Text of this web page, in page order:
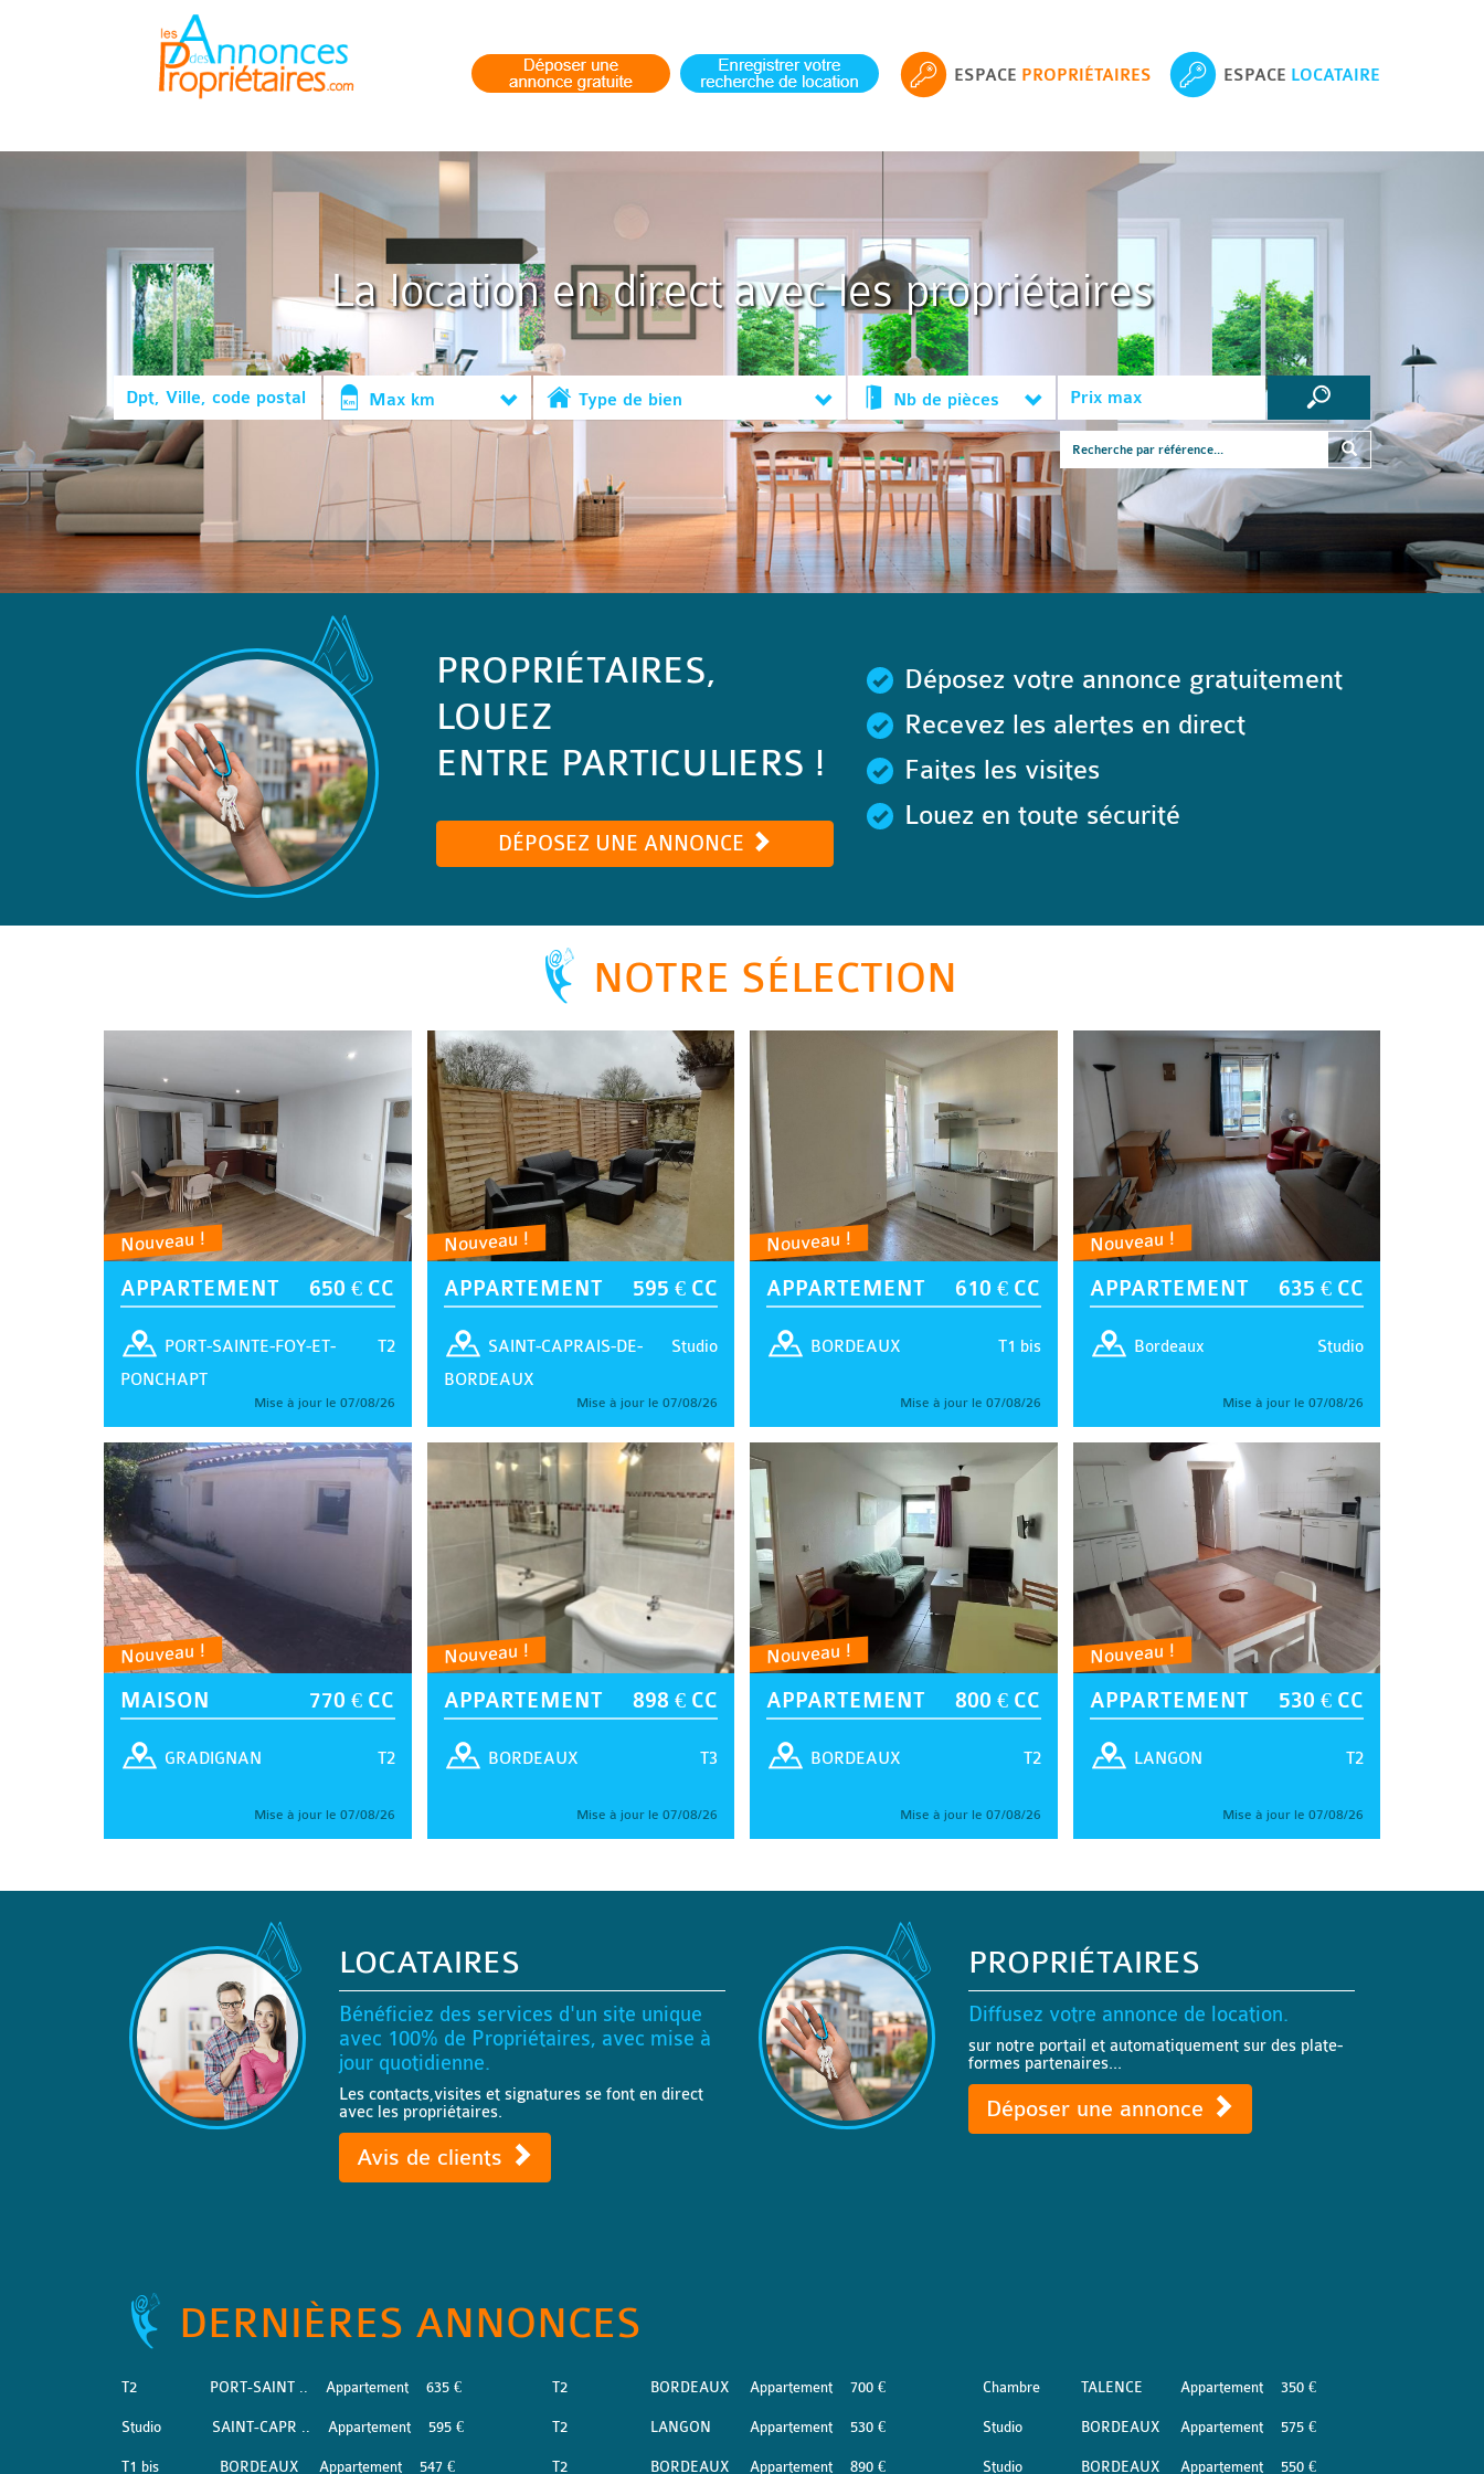
ESPACE PROPRIÉTAIRES ESPACE LOCATAIRE
La location en direct avec les propriétaires
Max km Type de bien Nb de pièces
PROPRIÉTAIRES,
LOUEZ
ENTRE PARTICULIERS !
DÉPOSEZ UNE ANNONCE
Déposez votre annonce gratuitement
Recevez les alertes en direct
Faites les visites
Louez en toute sécurité
NOTRE SÉLECTION
Nouveau !
APPARTEMENT 650 € CC
T2
PORT-SAINTE-FOY-ET-
PONCHAPT
Mise à jour le 07/08/26
Nouveau !
APPARTEMENT 595 € CC
Studio
SAINT-CAPRAIS-DE-
BORDEAUX
Mise à jour le 07/08/26
Nouveau !
APPARTEMENT 610 € CC
T1 bis
BORDEAUX
Mise à jour le 07/08/26
Nouveau !
APPARTEMENT 635 € CC
Studio
Bordeaux
Mise à jour le 07/08/26
Nouveau !
MAISON 770 € CC
T2
GRADIGNAN
Mise à jour le 07/08/26
Nouveau !
APPARTEMENT 898 € CC
T3
BORDEAUX
Mise à jour le 07/08/26
Nouveau !
APPARTEMENT 800 € CC
T2
BORDEAUX
Mise à jour le 07/08/26
Nouveau !
APPARTEMENT 530 € CC
T2
LANGON
Mise à jour le 07/08/26
LOCATAIRES
Bénéficiez des services d'un site unique
avec 100% de Propriétaires, avec mise à
jour quotidienne.
Les contacts,visites et signatures se font en direct
avec les propriétaires.
Avis de clients
PROPRIÉTAIRES
Diffusez votre annonce de location.
sur notre portail et automatiquement sur des plate-
formes partenaires...
Déposer une annonce
DERNIÈRES ANNONCES
T2 PORT-SAINT .. Appartement 635 €
Studio SAINT-CAPR .. Appartement 595 €
T1 bis BORDEAUX Appartement 547 €
T2 BORDEAUX Appartement 700 €
T2 LANGON Appartement 530 €
T2 BORDEAUX Appartement 890 €
Chambre TALENCE Appartement 350 €
Studio BORDEAUX Appartement 575 €
Studio BORDEAUX Appartement 550 €